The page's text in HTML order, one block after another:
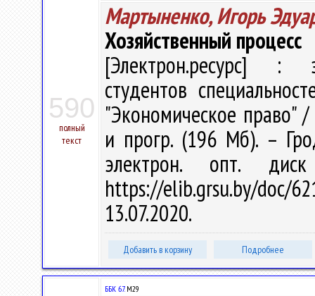
590
полный
текст
Мартыненко, Игорь
Хозяйственный процесс
[Электрон.ресурс] :
студентов
"Экономическое право"
и прогр. (196 Мб). –
электрон. опт.
https://elib.grsu.by/
13.07.2020.
Добавить в корзину Подробнее
ББК 67.М29